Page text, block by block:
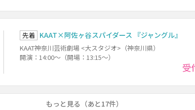
先着 KAAT×阿佐ヶ谷スパイダース 『ジャングル』
KAAT神奈川芸術劇場 <大スタジオ>（神奈川県）
開演：14:00～（開場：13:15～）
受
もっと見る（あと17件）